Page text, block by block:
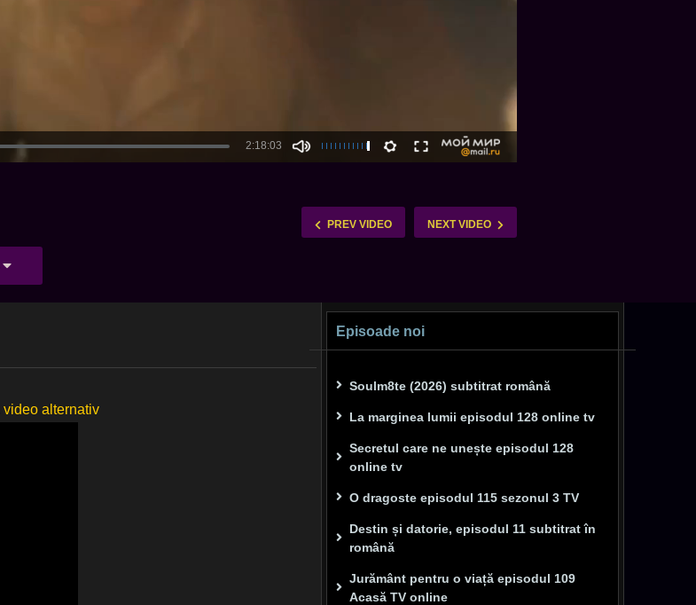
PREV VIDEO NEXT VIDEO
video alternativ
Episoade noi
Soulm8te (2026) subtitrat română
La marginea lumii episodul 128 online tv
Secretul care ne unește episodul 128
online tv
O dragoste episodul 115 sezonul 3 TV
Destin și datorie, episodul 11 subtitrat în
română
Jurământ pentru o viață episodul 109
Acasă TV online